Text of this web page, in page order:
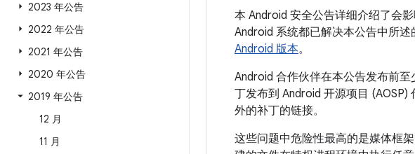
2023 年公告
2022 年公告
2021 年公告
2020 年公告
2019 年公告
12 月
11 月
本 Android 安全公告详细介绍了会
Android 系统都已解决本公告中所
Android 版本。
Android 合作伙伴在本公告发布前
丁发布到 Android 开源项目
外的补丁的链接。
这些问题中危险性最高的是媒体框